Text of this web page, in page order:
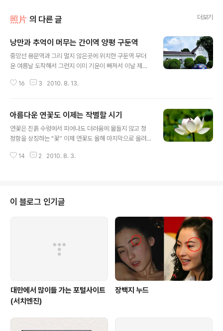
照片 의 다른 글 더보기
낭만과 추억이 머무는 간이역 양평 구둔역
중앙선 용문역과 그리 멀지 않은곳에 위치한 구둔역 무더
운 여름날 도착해서 그런지 이미 기운이 빠져서 이날 제대
다. 좁은 언덕길을 자꾸만 올라가니 세월을 이고 지나간 간
화재로 지정된 간이역이다. 양평시내에서 15㎞, 용문산관
광지에서 12㎞ 거리다. 구불구불한 산길을 따라가다 보면
언덕배기 외진 산골에 있다. 하루 90여대의 기차가 이곳을
정차할 뿐, 한적해서 여유롭다. 텅빈 간이역에서 미리 싸온
16 3 2010. 8. 13.
아름다운 연꽃도 이제는 작별할 시기
연꽃은 진흙 수렁에서 피어나도 더러움에 물들지 않고 청
정함을 상징하는 "꽃” 이제 연꽃도 올해 마지막으로 올려
지방 바람을 쐬면서 짬짬히 찍어놓은 사진들 올해는 유독
14 2 2010. 8. 3.
이 블로그 인기글
대만에서 많이들 가는 포털사이트
(서치엔진)
장백지 누드